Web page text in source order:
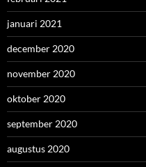
januari 2021
december 2020
november 2020
oktober 2020
september 2020
augustus 2020